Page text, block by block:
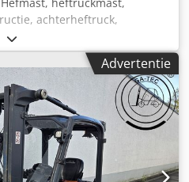
heftruckmast,
achterheftruck,
triplexmast uit elektrische
2000 kg -Ophang/Maten:
Cedpfx Aowradasm Rorf -
mm -Gewicht: 1070 kg
Advertentie